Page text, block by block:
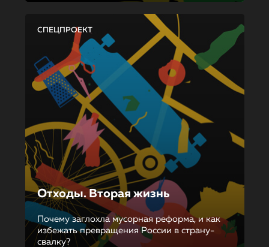
СПЕЦПРОЕКТ
Отходы. Вторая жизнь
Почему заглохла мусорная реформа, и как
избежать превращения России в страну-
свалку?